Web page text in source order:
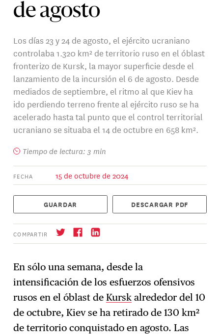
de agosto
Los días 23 y 24 de agosto, el ejército ucraniano
controlaba 1.320 km² de territorio ruso en el óblast
fronterizo de Kursk, la mayor superficie desde el
lanzamiento de la incursión el 6 de agosto. Desde
mediados de septiembre, el ritmo al que Kiev ha
ido perdiendo terreno frente al ejército ruso se ha
acelerado hasta tal punto que el control territorial
ucraniano se situaba el 14 de octubre en 658 km².
Tiempo de lectura: 3 min
FECHA 15 de octubre de 2024
GUARDAR DESCARGAR PDF
COMPARTIR
→ Suscríbase
En sólo una semana, desde la
intensificación de los esfuerzos ofensivos
rusos en el óblast deKursk alrededor del 10
de octubre, Kiev se ha retirado de 130 km²
de territorio conquistado en agosto. Las